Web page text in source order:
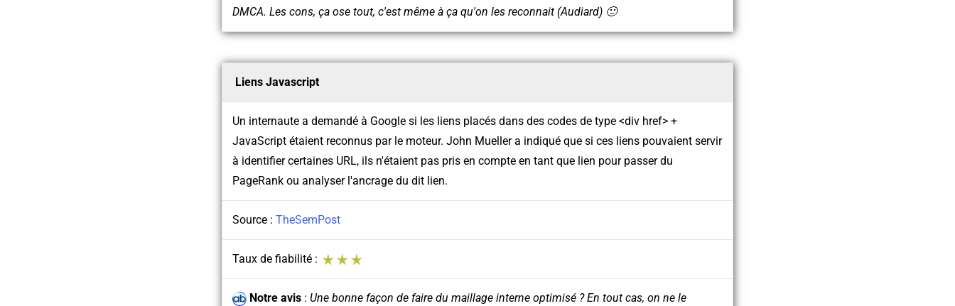
DMCA. Les cons, ça ose tout, c'est même à ça qu'on les reconnait (Audiard) 🙂
Liens Javascript
Un internaute a demandé à Google si les liens placés dans des codes de type <div href> +
JavaScript étaient reconnus par le moteur. John Mueller a indiqué que si ces liens pouvaient servir
à identifier certaines URL, ils n'étaient pas pris en compte en tant que lien pour passer du
PageRank ou analyser l'ancrage du dit lien.
Source : TheSemPost
Taux de fiabilité :
Notre avis: Une bonne façon de faire du maillage interne optimisé ? En tout cas, on ne le